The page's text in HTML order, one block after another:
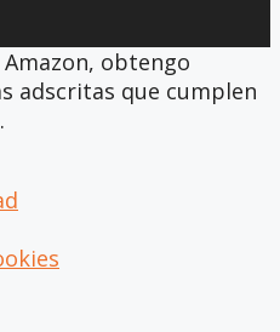
obtengo
adscritas que cumplen